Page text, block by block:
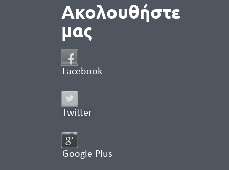
Ακολουθήστε
μας
Facebook
Twitter
Google Plus